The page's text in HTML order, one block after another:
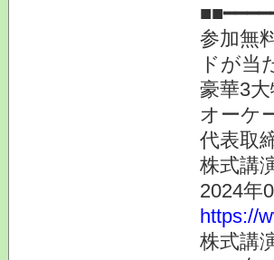
参加無
ドが当
豪華3
オーケ
代表取
株式講
2024
https://
株式講